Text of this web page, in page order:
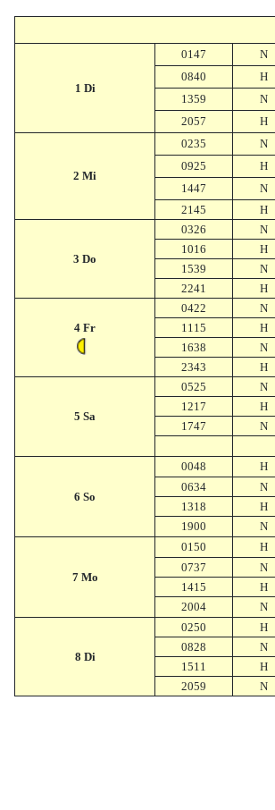
1 Di
0147 N
0840
H
1359
N
2057
H
2 Mi
0235 N
0925
H
1447
N
2145
H
3 Do
0326
N
1016
H
1539
N
2241
H
4 Fr
0422 N
1115
H
1638
N
2343
H
5 Sa
0525 N
1217
H
1747
N
6 So
0048 H
0634
N
1318
H
1900
N
7 Mo
0150 H
0737
N
1415
H
2004
N
8 Di
0250 H
0828
N
1511
H
2059
N